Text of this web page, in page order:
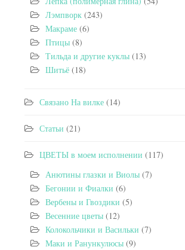
Лэмпворк (243)
Макраме (6)
Птицы (8)
Тильда и другие куклы (13)
Шитьё (18)
Связано На вилке (14)
Статьи (21)
ЦВЕТЫ в моем исполнении (117)
Анютины глазки и Виолы (7)
Бегонии и Фиалки (6)
Вербены и Гвоздики (5)
Весенние цветы (12)
Колокольчики и Васильки (7)
Маки и Ранункулюсы (9)